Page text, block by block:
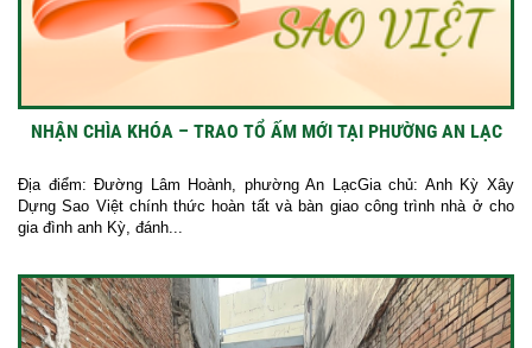
NHẬN CHÌA KHÓA – TRAO TỔ ẤM MỚI TẠI PHƯỜNG AN LẠC
Địa điểm: Đường Lâm Hoành, phường An LạcGia chủ: Anh Kỳ Xây
Dựng Sao Việt chính thức hoàn tất và bàn giao công trình nhà ở cho
gia đình anh Kỳ, đánh...